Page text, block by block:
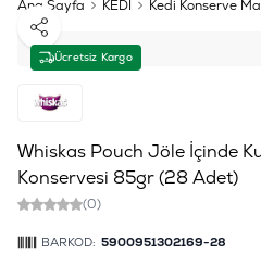
Ana Sayfa KEDİ Kedi Konserve
Ücretsiz Kargo
Paylaş
Whiskas Pouch Jöle İçinde
Konservesi 85gr (28 Adet)
(0)
BARKOD: 5900951302169-28